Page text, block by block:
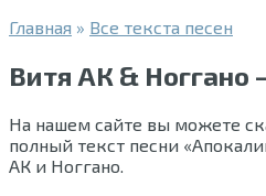
Главная » Все текста песен
Витя АК & Ноггано
На нашем сайте вы можете
полный текст песни
АК и Ноггано.